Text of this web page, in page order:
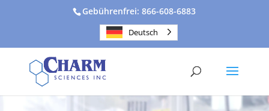
Gebührenfrei: 866-608-6883
Deutsch